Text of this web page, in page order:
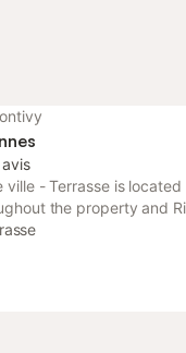
ville - Terrasse is
the property and